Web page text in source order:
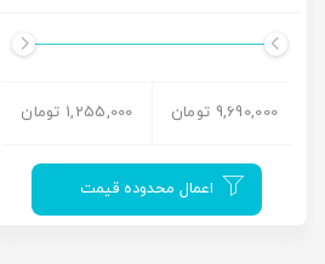
1,255,000 تومان 9,690,000 تومان
اعمال محدوده قیمت